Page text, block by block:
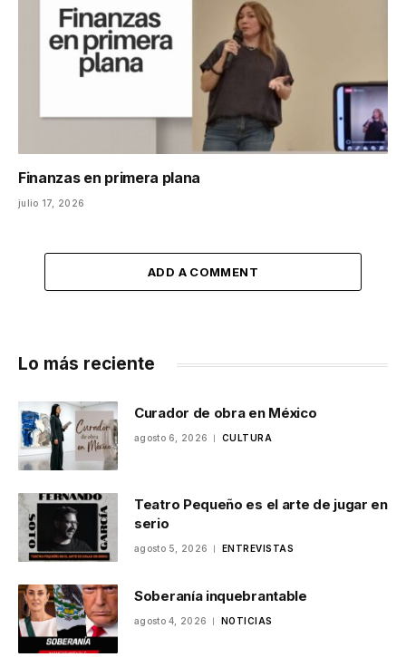
Finanzas en primera plana
julio 17, 2026
ADD A COMMENT
Lo más reciente
Curador de obra en México
agosto 6, 2026 CULTURA
Teatro Pequeño es el arte de jugar en
serio
agosto 5, 2026 ENTREVISTAS
Soberanía inquebrantable
agosto 4, 2026 NOTICIAS